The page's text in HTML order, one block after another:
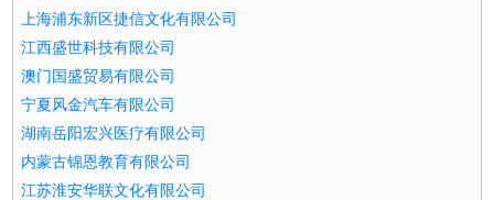
上海浦东新区捷信文化有限公司
江西盛世科技有限公司
澳门国盛贸易有限公司
宁夏风金汽车有限公司
湖南岳阳宏兴医疗有限公司
内蒙古锦恩教育有限公司
江苏淮安华联文化有限公司